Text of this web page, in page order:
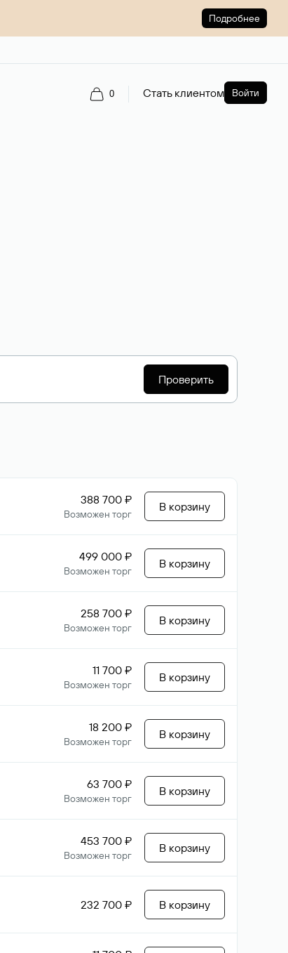
Подробнее
0 Стать клиентом Войти
Проверить
388 700 ₽
Возможен торг
В корзину
499 000 ₽
Возможен торг
В корзину
258 700 ₽
Возможен торг
В корзину
11 700 ₽
Возможен торг
В корзину
18 200 ₽
Возможен торг
В корзину
63 700 ₽
Возможен торг
В корзину
453 700 ₽
Возможен торг
В корзину
232 700 ₽ В корзину